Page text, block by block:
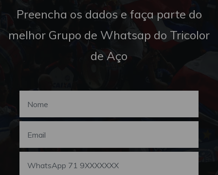
Preencha os dados e faça parte do
melhor Grupo de Whatsap do Tricolor
de Aço